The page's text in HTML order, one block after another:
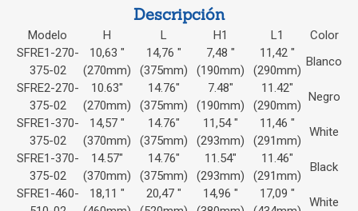
Descripción
Modelo H L H1 L1
Color
SFRE1-270-
375-02
10,63 "
(270mm)
14,76 "
(375mm)
7,48 "
(190mm)
11,42 "
(290mm)
Blanco
SFRE2-270-
375-02
10.63"
(270mm)
14.76"
(375mm)
7.48"
(190mm)
11.42"
(290mm)
Negro
SFRE1-370-
375-02
14,57 "
(370mm)
14.76"
(375mm)
11,54 "
(293mm)
11,46 "
(291mm)
White
SFRE1-370-
375-02
14.57"
(370mm)
14.76"
(375mm)
11.54"
(293mm)
11.46"
(291mm)
Black
SFRE1-460-
18,11 "
20,47 "
14,96 "
17,09 "
White